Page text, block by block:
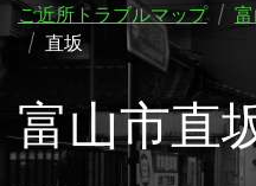
ご近所トラブルマップ
直坂
富山市直